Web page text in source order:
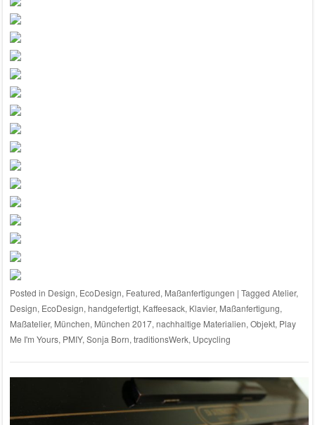
Posted in Design, EcoDesign, Featured, Maßanfertigungen | Tagged Atelier,
Design, EcoDesign,handgefertigt, Kaffeesack, Klavier, Maßanfertigung,
Maßatelier, München, München 2017,nachhaltige Materialien,Objekt, Play
Me I'm Yours, PMIY,Sonja Born,traditionsWerk, Upcycling